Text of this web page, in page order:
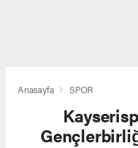
Anasayfa SPOR